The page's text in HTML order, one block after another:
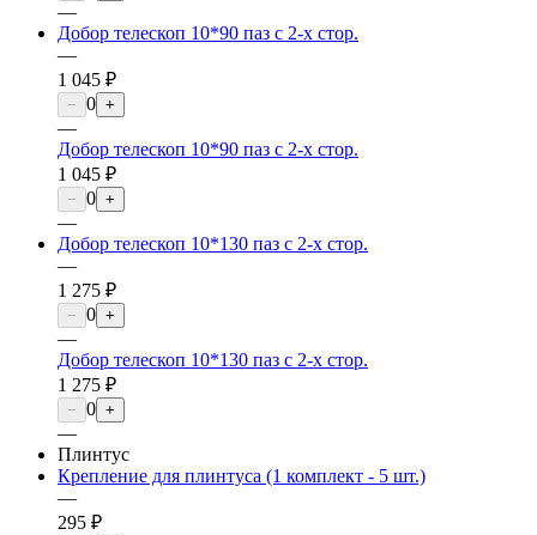
—
Добор телескоп 10*90 паз с 2-х стор.
—
1 045 ₽
− 0 +
—
Добор телескоп 10*90 паз с 2-х стор.
1 045 ₽
− 0 +
—
Добор телескоп 10*130 паз с 2-х стор.
—
1 275 ₽
− 0 +
—
Добор телескоп 10*130 паз с 2-х стор.
1 275 ₽
− 0 +
—
Плинтус
Крепление для плинтуса (1 комплект - 5 шт.)
—
295 ₽